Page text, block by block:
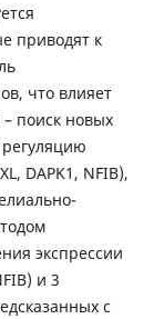
приводят к
что влияет
поиск новых
DAPK1, NFIB),
экспрессии
и 3
с